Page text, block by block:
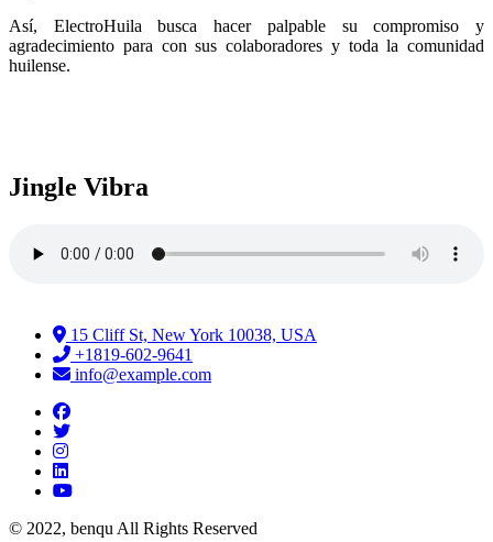
Así, ElectroHuila busca hacer palpable su compromiso y
agradecimiento para con sus colaboradores y toda la comunidad
huilense.
Jingle Vibra
15 Cliff St, New York 10038, USA
+1819-602-9641
info@example.com
© 2022, benqu All Rights Reserved